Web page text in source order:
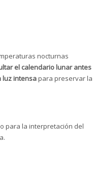
nocturnas
el calendario lunar antes
luz intensapara preservar la
para la interpretación del